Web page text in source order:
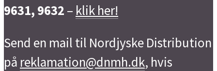
9631, 9632 – klik her!
Send en mail til Nordjyske Distribution
på reklamation@dnmh.dk, hvis